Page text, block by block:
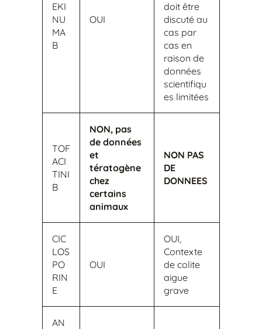
EKI
NU
MA
B
OUI
doit être
discuté au
cas par
cas en
raison de
données
scientifiqu
es limitées
TOF
ACI
TINI
B
NON, pas
de données
et
tératogène
chez
certains
animaux
NON PAS
DE
DONNEES
CIC
LOS
PO
RIN
E
OUI
OUI,
Contexte
de colite
aigue
grave
AN